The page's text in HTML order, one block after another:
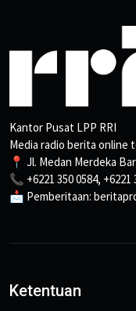
Kantor Pusat LPP RRI
Media radio berita online
📍 Jl. Medan Merdeka
📞 +6221 350 0584, +6221
📩 Pemberitaan:
Ketentuan